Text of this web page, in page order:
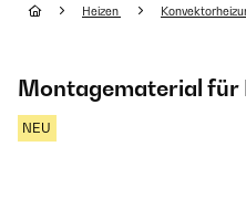
Heizen
Montagematerial für
NEU